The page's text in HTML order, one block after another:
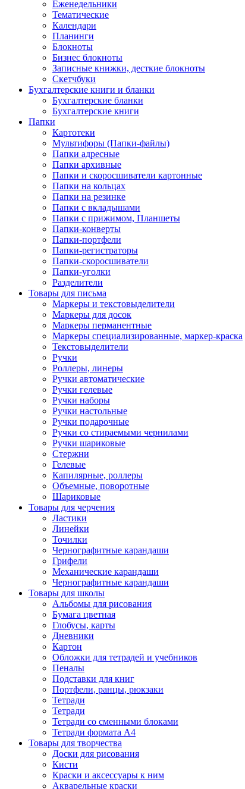
Еженедельники
Тематические
Календари
Планинги
Блокноты
Бизнес блокноты
Записные книжки, десткие блокноты
Скетчбуки
Бухгалтерские книги и бланки
Бухгалтерские бланки
Бухгалтерские книги
Папки
Картотеки
Мультифоры (Папки-файлы)
Папки адресные
Папки архивные
Папки и скоросшиватели картонные
Папки на кольцах
Папки на резинке
Папки с вкладышами
Папки с прижимом, Планшеты
Папки-конверты
Папки-портфели
Папки-регистраторы
Папки-скоросшиватели
Папки-уголки
Разделители
Товары для письма
Маркеры и текстовыделители
Маркеры для досок
Маркеры перманентные
Маркеры специализированные, маркер-краска
Текстовыделители
Ручки
Роллеры, линеры
Ручки автоматические
Ручки гелевые
Ручки наборы
Ручки настольные
Ручки подарочные
Ручки со стираемыми чернилами
Ручки шариковые
Стержни
Гелевые
Капилярные, роллеры
Объемные, поворотные
Шариковые
Товары для черчения
Ластики
Линейки
Точилки
Чернографитные карандаши
Грифели
Механические карандаши
Чернографитные карандаши
Товары для школы
Альбомы для рисования
Бумага цветная
Глобусы, карты
Дневники
Картон
Обложки для тетрадей и учебников
Пеналы
Подставки для книг
Портфели, ранцы, рюкзаки
Тетради
Тетради
Тетради со сменными блоками
Тетради формата А4
Товары для творчества
Доски для рисования
Кисти
Краски и аксессуары к ним
Акварельные краски